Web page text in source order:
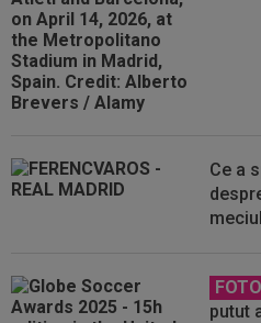
Ce a
FOTO
putut